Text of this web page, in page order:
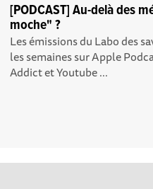
[PODCAST] Au-delà des
moche" ?
Les émissions du Labo des
les semaines sur Apple
Addict et Youtube ...